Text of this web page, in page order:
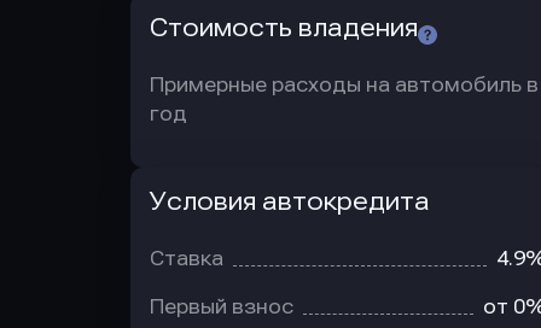
Стоимость владения
Примерные расходы на автомобиль в
год
Условия автокредита
Ставка
Первый взнос от